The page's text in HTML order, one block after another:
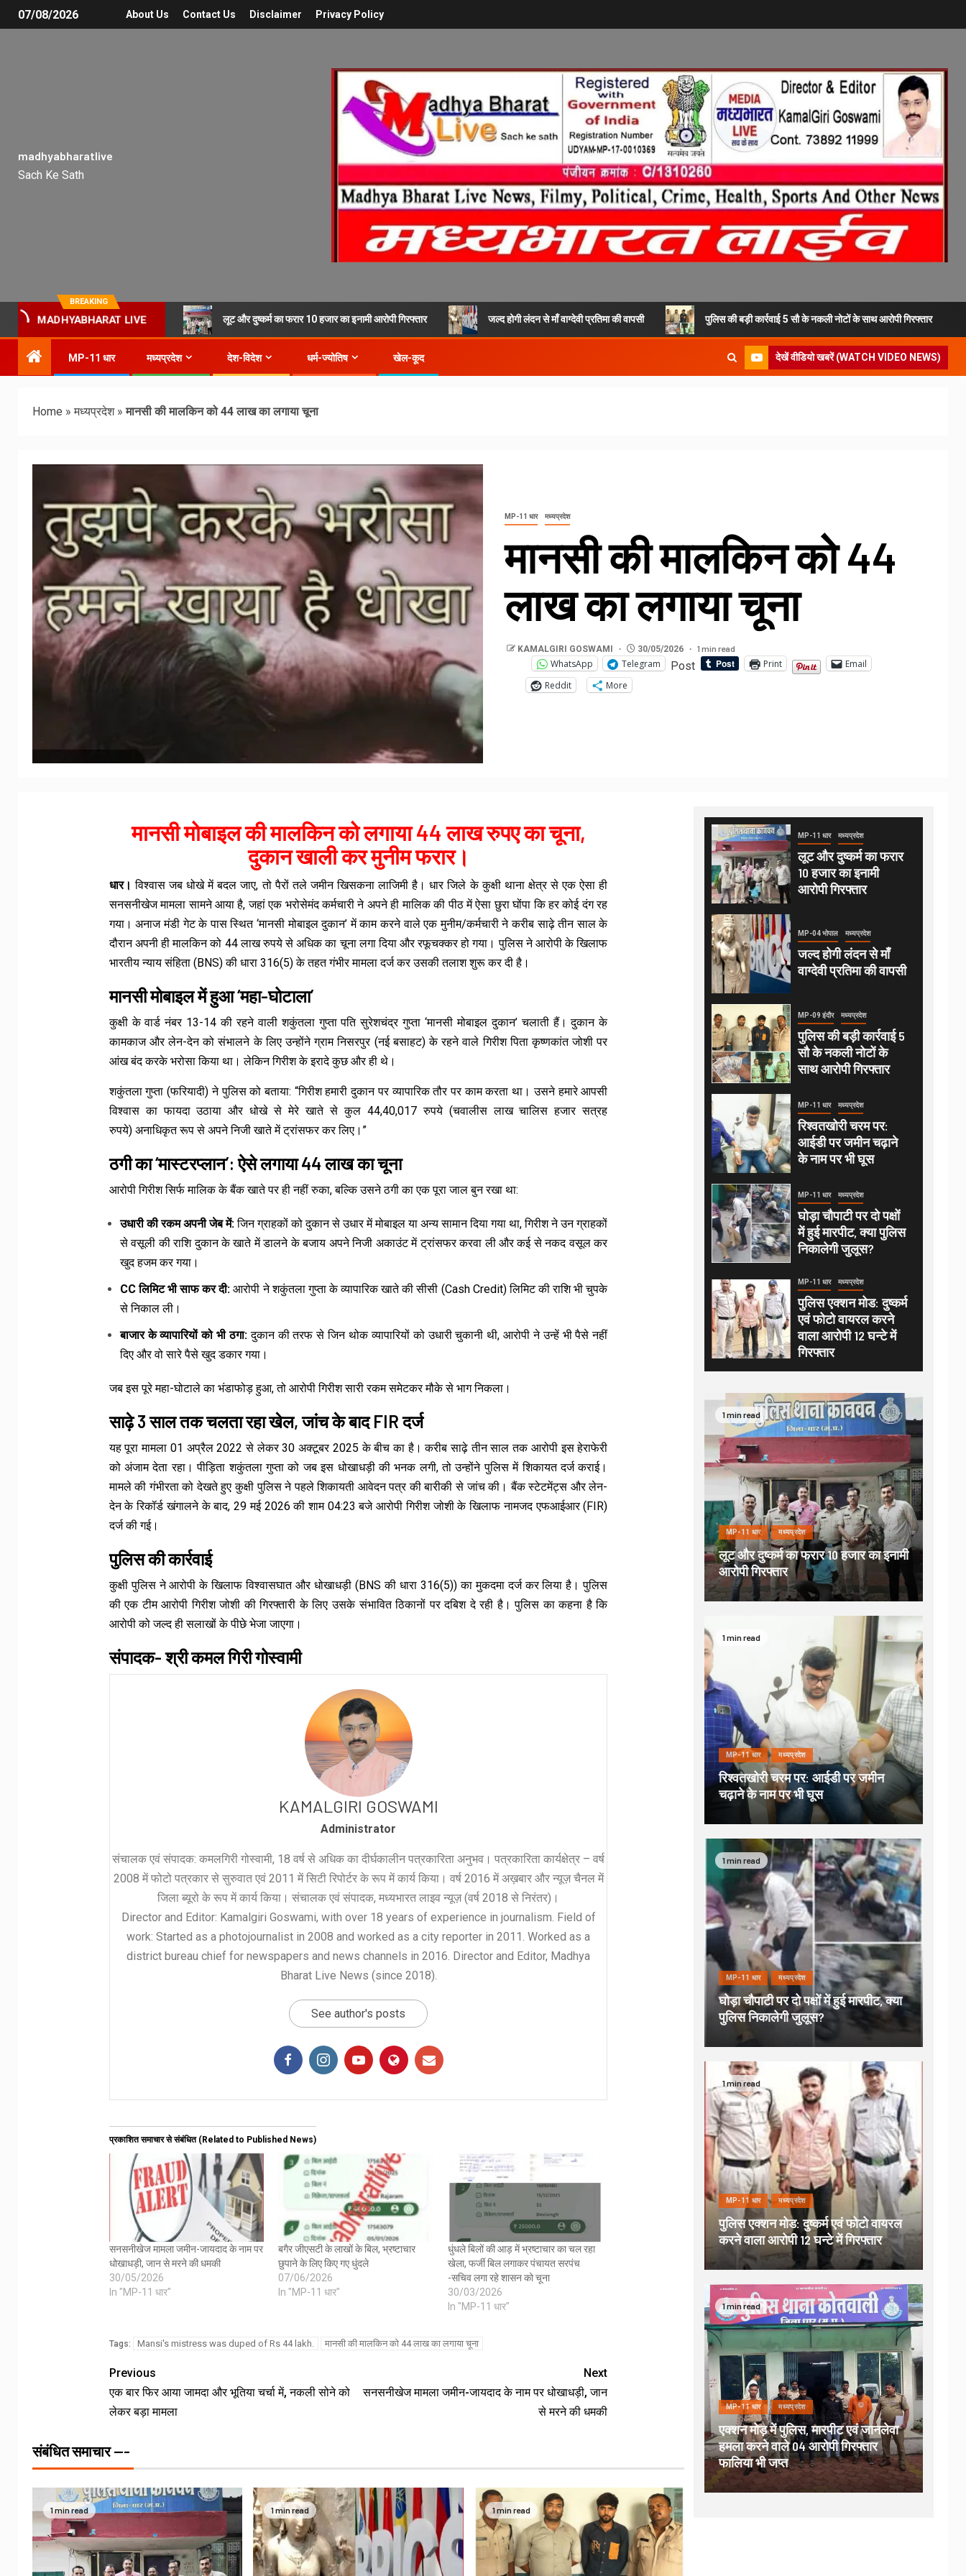
07/08/2026 About Us Contact Us Disclaimer Privacy Policy
madhyabharatlive
Sach Ke Sath
BREAKING
MADHYABHARAT LIVE लूट और दुष्कर्म का फरार 10 हजार का इनामी आरोपी गिरफ्तार जल्द होगी लंदन से माँ वाग्देवी प्रतिमा की वापसी पुलिस की बड़ी कार्रवाई 5 सौ के नकली नोटों के साथ आरोपी गिरफ्तार
MP-11 धार मध्यप्रदेश देश-विदेश धर्म-ज्योतिष खेल-कूद देखें वीडियो खबरें (WATCH VIDEO NEWS)
Home »मध्यप्रदेश»मानसी की मालकिन को 44 लाख का लगाया चूना
MP-11 धार मध्यप्रदेश
मानसी की मालकिन को 44
लाख का लगाया चूना
KAMALGIRI GOSWAMI 30/05/2026 1 min read
WhatsApp Telegram Post Print
Email
Reddit
More
मानसी मोबाइल की मालकिन को लगाया 44 लाख रुपए का चूना,
दुकान खाली कर मुनीम फरार।
धार। विश्वास जब धोखे में बदल जाए, तो पैरों तले जमीन खिसकना लाजिमी है। धार जिले के कुक्षी थाना क्षेत्र से एक ऐसा ही
सनसनीखेज मामला सामने आया है, जहां एक भरोसेमंद कर्मचारी ने अपने ही मालिक की पीठ में ऐसा छुरा घोंपा कि हर कोई दंग रह
गया। अनाज मंडी गेट के पास स्थित ‘मानसी मोबाइल दुकान’ में काम करने वाले एक मुनीम/कर्मचारी ने करीब साढ़े तीन साल के
दौरान अपनी ही मालकिन को 44 लाख रुपये से अधिक का चूना लगा दिया और रफूचक्कर हो गया। पुलिस ने आरोपी के खिलाफ
भारतीय न्याय संहिता (BNS) की धारा 316(5) के तहत गंभीर मामला दर्ज कर उसकी तलाश शुरू कर दी है।
मानसी मोबाइल में हुआ ‘महा-घोटाला’
कुक्षी के वार्ड नंबर 13-14 की रहने वाली शकुंतला गुप्ता पति सुरेशचंद्र गुप्ता ‘मानसी मोबाइल दुकान’ चलाती हैं। दुकान के
कामकाज और लेन-देन को संभालने के लिए उन्होंने ग्राम निसरपुर (नई बसाहट) के रहने वाले गिरीश पिता कृष्णकांत जोशी पर
आंख बंद करके भरोसा किया था। लेकिन गिरीश के इरादे कुछ और ही थे।
शकुंतला गुप्ता (फरियादी) ने पुलिस को बताया: “गिरीश हमारी दुकान पर व्यापारिक तौर पर काम करता था। उसने हमारे आपसी
विश्वास का फायदा उठाया और धोखे से मेरे खाते से कुल 44,40,017 रुपये (चवालीस लाख चालिस हजार सत्रह
रुपये) अनाधिकृत रूप से अपने निजी खाते में ट्रांसफर कर लिए।”
ठगी का ‘मास्टरप्लान’: ऐसे लगाया 44 लाख का चूना
आरोपी गिरीश सिर्फ मालिक के बैंक खाते पर ही नहीं रुका, बल्कि उसने ठगी का एक पूरा जाल बुन रखा था:
उधारी की रकम अपनी जेब में:जिन ग्राहकों को दुकान से उधार में मोबाइल या अन्य सामान दिया गया था, गिरीश ने उन ग्राहकों
से वसूली की राशि दुकान के खाते में डालने के बजाय अपने निजी अकाउंट में ट्रांसफर करवा ली और कई से नकद वसूल कर
खुद हजम कर गया।
CC लिमिट भी साफ कर दी:आरोपी ने शकुंतला गुप्ता के व्यापारिक खाते की सीसी (Cash Credit) लिमिट की राशि भी चुपके
से निकाल ली।
बाजार के व्यापारियों को भी ठगा:दुकान की तरफ से जिन थोक व्यापारियों को उधारी चुकानी थी, आरोपी ने उन्हें भी पैसे नहीं
दिए और वो सारे पैसे खुद डकार गया।
जब इस पूरे महा-घोटाले का भंडाफोड़ हुआ, तो आरोपी गिरीश सारी रकम समेटकर मौके से भाग निकला।
साढ़े 3 साल तक चलता रहा खेल, जांच के बाद FIR दर्ज
यह पूरा मामला 01 अप्रैल 2022 से लेकर 30 अक्टूबर 2025 के बीच का है। करीब साढ़े तीन साल तक आरोपी इस हेराफेरी
को अंजाम देता रहा। पीड़िता शकुंतला गुप्ता को जब इस धोखाधड़ी की भनक लगी, तो उन्होंने पुलिस में शिकायत दर्ज कराई।
मामले की गंभीरता को देखते हुए कुक्षी पुलिस ने पहले शिकायती आवेदन पत्र की बारीकी से जांच की। बैंक स्टेटमेंट्स और लेन-
देन के रिकॉर्ड खंगालने के बाद, 29 मई 2026 की शाम 04:23 बजे आरोपी गिरीश जोशी के खिलाफ नामजद एफआईआर (FIR)
दर्ज की गई।
पुलिस की कार्रवाई
कुक्षी पुलिस ने आरोपी के खिलाफ विश्वासघात और धोखाधड़ी (BNS की धारा 316(5)) का मुकदमा दर्ज कर लिया है। पुलिस
की एक टीम आरोपी गिरीश जोशी की गिरफ्तारी के लिए उसके संभावित ठिकानों पर दबिश दे रही है। पुलिस का कहना है कि
आरोपी को जल्द ही सलाखों के पीछे भेजा जाएगा।
संपादक- श्री कमल गिरी गोस्वामी
KAMALGIRI GOSWAMI
Administrator
संचालक एवं संपादक: कमलगिरी गोस्वामी, 18 वर्ष से अधिक का दीर्घकालीन पत्रकारिता अनुभव। पत्रकारिता कार्यक्षेत्र – वर्ष
2008 में फोटो पत्रकार से सुरुवात एवं 2011 में सिटी रिपोर्टर के रूप में कार्य किया। वर्ष 2016 में अख़बार और न्यूज़ चैनल में
जिला ब्यूरो के रूप में कार्य किया। संचालक एवं संपादक, मध्यभारत लाइव न्यूज़ (वर्ष 2018 से निरंतर)।
Director and Editor: Kamalgiri Goswami, with over 18 years of experience in journalism. Field of
work: Started as a photojournalist in 2008 and worked as a city reporter in 2011. Worked as a
district bureau chief for newspapers and news channels in 2016. Director and Editor, Madhya
Bharat Live News (since 2018).
See author's posts
प्रकाशित समाचार से संबंधित (Related to Published News)
सनसनीखेज मामला जमीन-जायदाद के नाम पर
धोखाधड़ी, जान से मरने की धमकी
30/05/2026
In "MP-11 धार"
बगैर जीएसटी के लाखों के बिल, भ्रष्टाचार
छुपाने के लिए किए गए धुंदले
07/06/2026
In "MP-11 धार"
धुंधले बिलों की आड़ में भ्रष्टाचार का चल रहा
खेला, फर्जी बिल लगाकर पंचायत सरपंच
-सचिव लगा रहे शासन को चूना
30/03/2026
In "MP-11 धार"
Tags: Mansi's mistress was duped of Rs 44 lakh. मानसी की मालकिन को 44 लाख का लगाया चूना
Previous
एक बार फिर आया जामदा और भूतिया चर्चा में, नकली सोने को
लेकर बड़ा मामला
Next
सनसनीखेज मामला जमीन-जायदाद के नाम पर धोखाधड़ी, जान
से मरने की धमकी
संबंधित समाचार ---
1 min read 1 min read 1 min read
MP-11 धार मध्यप्रदेश
लूट और दुष्कर्म का फरार
10 हजार का इनामी
आरोपी गिरफ्तार
MP-04 भोपाल मध्यप्रदेश
जल्द होगी लंदन से माँ
वाग्देवी प्रतिमा की वापसी
MP-09 इंदौर मध्यप्रदेश
पुलिस की बड़ी कार्रवाई 5
सौ के नकली नोटों के
साथ आरोपी गिरफ्तार
MP-11 धार मध्यप्रदेश
रिश्वतखोरी चरम पर:
आईडी पर जमीन चढ़ाने
के नाम पर भी घूस
MP-11 धार मध्यप्रदेश
घोड़ा चौपाटी पर दो पक्षों
में हुई मारपीट, क्या पुलिस
निकालेगी जुलूस?
MP-11 धार मध्यप्रदेश
पुलिस एक्शन मोड: दुष्कर्म
एवं फोटो वायरल करने
वाला आरोपी 12 घन्टे में
गिरफ्तार
1 min read
MP-11 धार मध्यप्रदेश
लूट और दुष्कर्म का फरार 10 हजार का इनामी
आरोपी गिरफ्तार
1 min read
MP-11 धार मध्यप्रदेश
रिश्वतखोरी चरम पर: आईडी पर जमीन
चढ़ाने के नाम पर भी घूस
1 min read
MP-11 धार मध्यप्रदेश
घोड़ा चौपाटी पर दो पक्षों में हुई मारपीट, क्या
पुलिस निकालेगी जुलूस?
1 min read
MP-11 धार मध्यप्रदेश
पुलिस एक्शन मोड: दुष्कर्म एवं फोटो वायरल
करने वाला आरोपी 12 घन्टे में गिरफ्तार
1 min read
MP-11 धार मध्यप्रदेश
एक्शन मोड़ में पुलिस, मारपीट एवं जानलेवा
हमला करने वाले 04 आरोपी गिरफ्तार
फालिया भी जप्त